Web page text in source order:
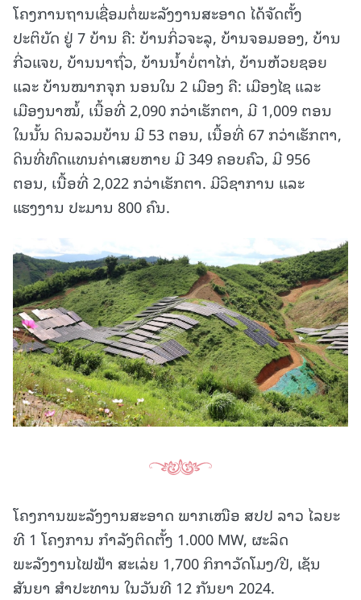
ໂຄງການຖານເຊື່ອມຕໍ່ພະລັງງານສະອາດ ໄດ້ຈັດຕັ້ງ
ປະຕິບັດ ຢູ່ 7 ບ້ານ ຄື: ບ້ານກິ່ວຈະລຸ, ບ້ານຈອມອອງ, ບ້ານ
ກີ່ວແຈບ, ບ້ານນາຖົ່ວ, ບ້ານນໍ້າບໍ່ຕາໄກ່, ບ້ານຫ້ວຍຊອຍ
ແລະ ບ້ານໝາກຈຸກ ນອນໃນ 2 ເມືອງ ຄື: ເມືອງໄຊ ແລະ
ເມືອງນາໝໍ້, ເນື້ອທີ່ 2,090 ກວ່າເຮັກຕາ, ມີ 1,009 ຕອນ
ໃນນັ້ນ ດິນລວມບ້ານ ມີ 53 ຕອນ, ເນື້ອທີ່ 67 ກວ່າເຮັກຕາ,
ດິນທີ່ທົດແທນຄ່າເສຍຫາຍ ມີ 349 ຄອບຄົວ, ມີ 956
ຕອນ, ເນື້ອທີ່ 2,022 ກວ່າເຮັກຕາ. ມີວິຊາການ ແລະ
ແຮງງານ ປະມານ 800 ຄົນ.
ໂຄງການພະລັງງານສະອາດ ພາກເໜືອ ສປປ ລາວ ໄລຍະ
ທີ 1 ໂຄງການ ກໍາລັງຕິດຕັ້ງ 1.000 MW, ຜະລິດ
ພະລັງງານໄຟຟ້າ ສະເລ່ຍ 1,700 ກິກາວັດໂມງ/ປີ, ເຊັນ
ສັນຍາ ສຳປະທານ ໃນວັນທີ 12 ກັນຍາ 2024.